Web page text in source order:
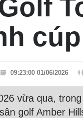
09:23:00 01/06/2026
vừa qua,
golf Amber